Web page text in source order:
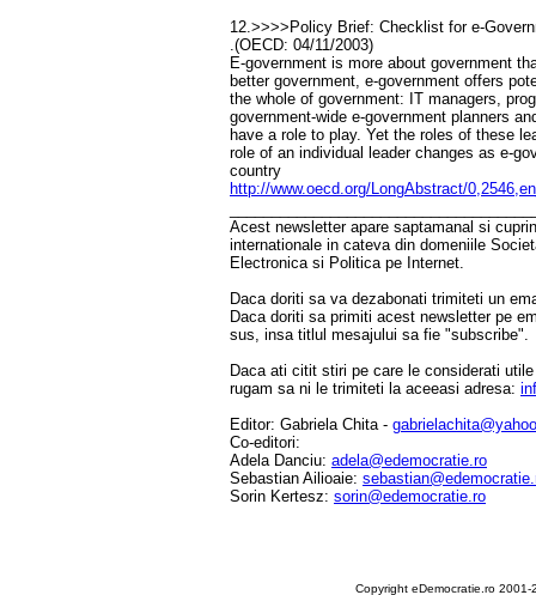
12.>>>>Policy Brief: Checklist for e-
.(OECD: 04/11/2003)
E-government is more about government
better government, e-government offers
the whole of government: IT managers,
government-wide e-government planners
have a role to play. Yet the roles of these
role of an individual leader changes as e-
country
http://www.oecd.org/LongAbstract/
Acest newsletter apare saptamanal si
internationale in cateva din domeniile
Electronica si Politica pe Internet.
Daca doriti sa va dezabonati trimiteti un
Daca doriti sa primiti acest newsletter pe
sus, insa titlul mesajului sa fie "subscribe".
Daca ati citit stiri pe care le considerati
rugam sa ni le trimiteti la aceeasi adresa:
Editor: Gabriela Chita -
Co-editori:
Adela Danciu: adela@edemocratie.ro
Sebastian Ailioaie:
Sorin Kertesz: sorin@edemocratie.ro
Copyright eDemocratie.ro 2001-